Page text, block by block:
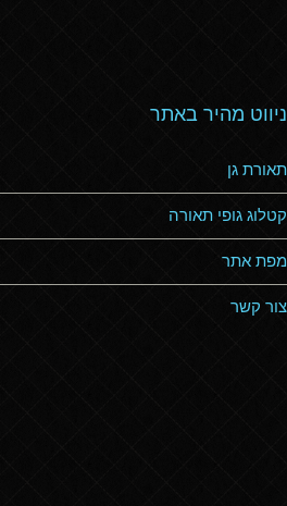
ניווט מהיר באתר
תאורת גן
קטלוג גופי תאורה
מפת אתר
צור קשר